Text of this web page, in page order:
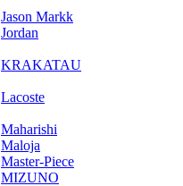
Jason Markk
Jordan
KRAKATAU
Lacoste
Maharishi
Maloja
Master-Piece
MIZUNO